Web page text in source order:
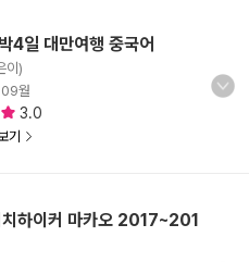
4일 대만여행 중국어
이)
월
3.0
기
하이커 마카오 2017~201